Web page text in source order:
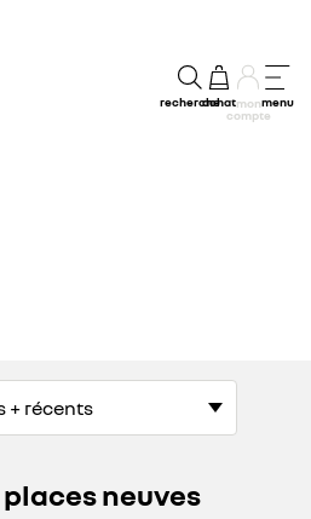
rechercheachatmon
compte
menu
places neuves